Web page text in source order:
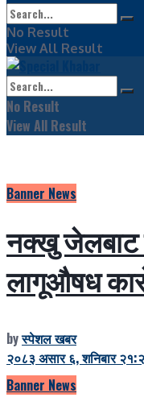
No Result
View All Result
No Result
View All Result
Banner News
नक्खु जेलबाट
लागूऔषध
byस्पेशल खबर
२०८३ असार ६, शनिबार
Banner News